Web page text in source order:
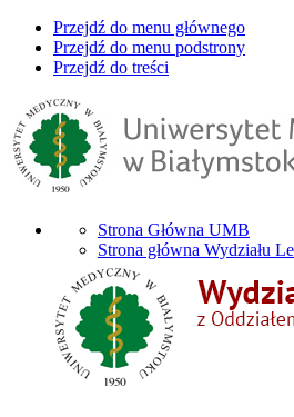
Przejdź do menu głównego
Przejdź do menu podstrony
Przejdź do treści
Strona Główna UMB
Strona główna Wydziału